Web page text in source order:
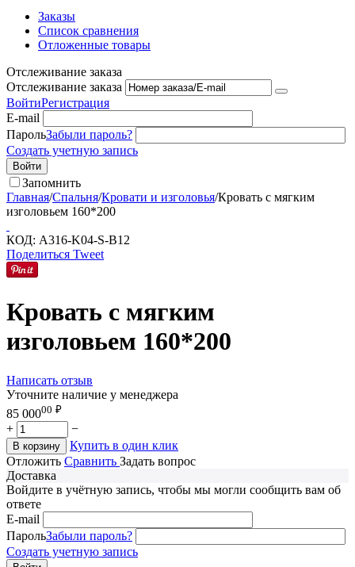
Заказы
Список сравнения
Отложенные товары
Отслеживание заказа
Отслеживание заказа
ВойтиРегистрация
E-mail
ПарольЗабыли пароль?
Создать учетную запись
Войти
Запомнить
Главная/Спальня/Кровати и изголовья/Кровать с мягким
изголовьем 160*200
КОД: A316-K04-S-B12
Поделиться Tweet
Кровать с мягким
изголовьем 160*200
Написать отзыв
Уточните наличие у менеджера
85 00000 ₽
+ −
В корзину
Купить в один клик
Отложить Сравнить Задать вопрос
Доставка
Войдите в учётную запись, чтобы мы могли сообщить вам об
ответе
E-mail
ПарольЗабыли пароль?
Создать учетную запись